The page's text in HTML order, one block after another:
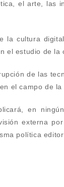
el arte, las
cultura
el estudio de la
de las
el campo de
en
externa
política